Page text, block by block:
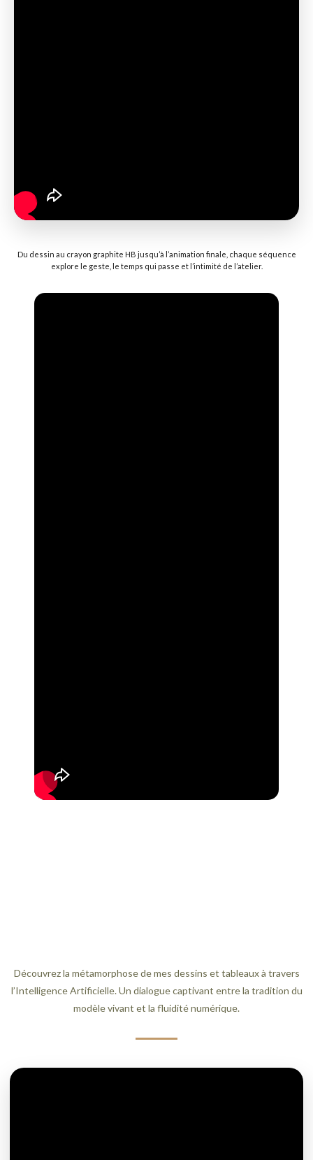
Du dessin au crayon graphite HB jusqu’à l’animation finale, chaque séquence
explore le geste, le temps qui passe et l’intimité de l’atelier.
Découvrez la métamorphose de mes dessins et tableaux à travers
l’Intelligence Artificielle. Un dialogue captivant entre la tradition du
modèle vivant et la fluidité numérique.